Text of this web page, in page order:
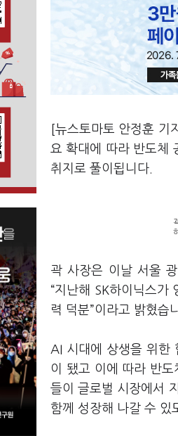
[뉴스토마토 안정훈 기
요 확대에 따라 반도체
취지로 풀이됩니다.
곽 사장은 이날 서울
“지난해 SK하이닉스가
력 덕분”이라고 밝혔습
AI 시대에 상생을 위한
이 됐고 이에 따라 반도
들이 글로벌 시장에서
함께 성장해 나갈 수 있